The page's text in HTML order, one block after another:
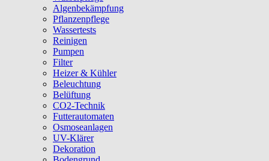
Algenbekämpfung
Pflanzenpflege
Wassertests
Reinigen
Pumpen
Filter
Heizer & Kühler
Beleuchtung
Belüftung
CO2-Technik
Futterautomaten
Osmoseanlagen
UV-Klärer
Dekoration